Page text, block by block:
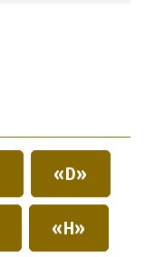
«D»
«H»